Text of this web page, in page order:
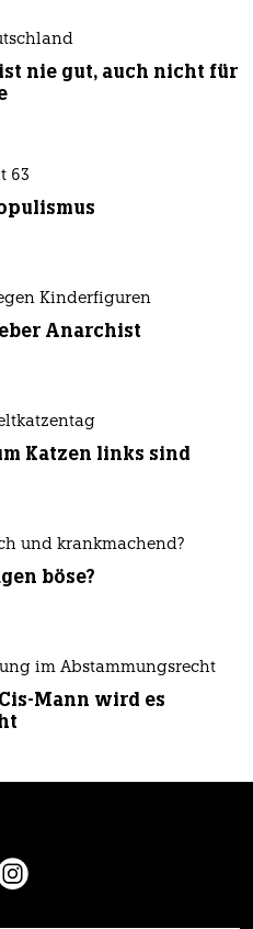
nie gut, auch nicht für
63
Kinderfiguren
Anarchist
Katzen links sind
und krankmachend?
böse?
im Abstammungsrecht
Mann wird es